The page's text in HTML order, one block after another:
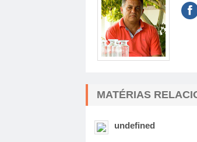
MATÉRIAS
undefined